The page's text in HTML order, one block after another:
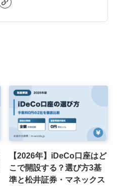
【2026年】iDeCo口座はど
こで開設する？選び方3基
準と松井証券・マネックス